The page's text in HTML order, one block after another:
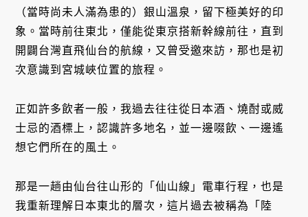
（當時尚未人滿為患的）銀山溫泉，留下極美好的印
象。當時前往東北，僅能從東京搭新幹線前往，直到
開闢台灣直飛仙台的航線，又曾受邀來訪，那也是初
次意識到宮城峽位置的旅程。
正如許多飲者一般，我過去往往從日本酒、燒酎或威
士忌的酒標上，認識許多地名，並一邊啜飲、一邊遙
想它們所在的風土。
那是一趟由仙台往山形的「仙山線」電車行程，也是
我重新理解日本東北的層次，這片過去被稱為「陸